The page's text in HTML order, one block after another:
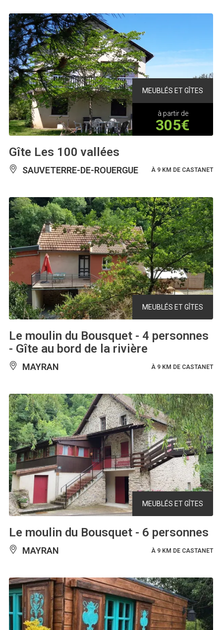
MEUBLÉS ET GÎTES
à partir de
305€
Gîte Les 100 vallées
SAUVETERRE-DE-ROUERGUE À 9 KM DE CASTANET
MEUBLÉS ET GÎTES
Le moulin du Bousquet - 4 personnes
- Gîte au bord de la rivière
MAYRAN À 9 KM DE CASTANET
MEUBLÉS ET GÎTES
Le moulin du Bousquet - 6 personnes
MAYRAN À 9 KM DE CASTANET